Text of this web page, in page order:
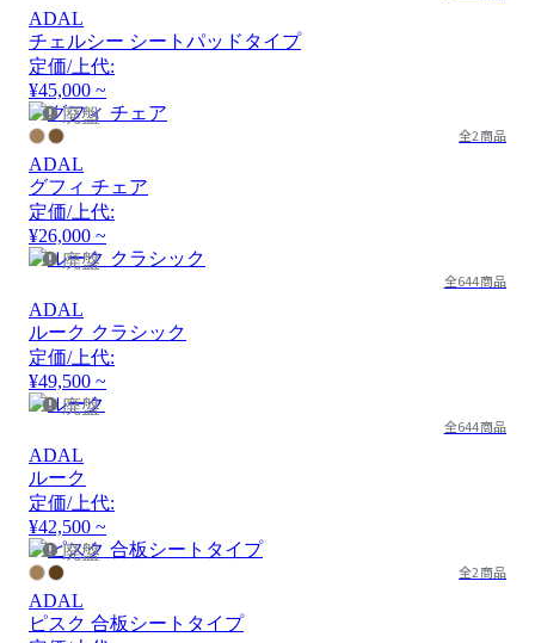
ADAL
チェルシー シートパッドタイプ
定価/上代:
¥45,000 ~
廃盤
全2商品
ADAL
グフィ チェア
定価/上代:
¥26,000 ~
廃盤
全644商品
ADAL
ルーク クラシック
定価/上代:
¥49,500 ~
廃盤
全644商品
ADAL
ルーク
定価/上代:
¥42,500 ~
廃盤
全2商品
ADAL
ピスク 合板シートタイプ